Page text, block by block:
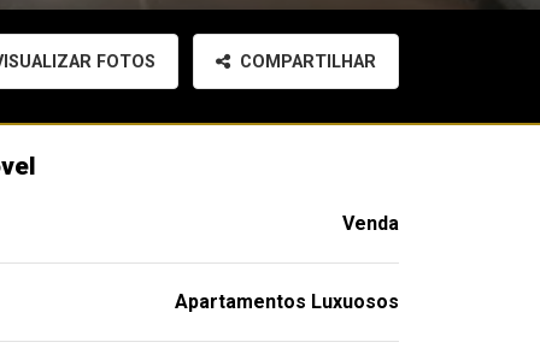
FOTOS COMPARTILHAR
Venda
Apartamentos Luxuosos